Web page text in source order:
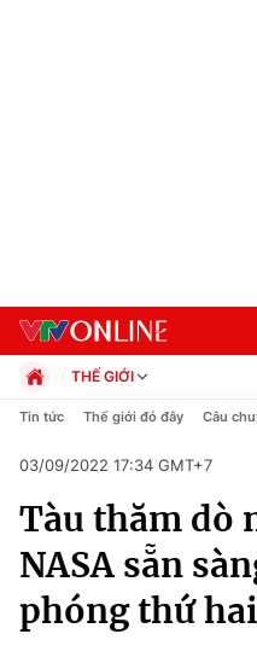
Chuyên mục
Chính trị
Xã hội
THẾ GIỚI
Chính trị
Pháp luật
Kinh tế
Thể thao
Truyền hình
Văn hóa - Giải trí
Y tế
Tin tức Thế giới đó đây Câu
03/09/2022 17:34 GMT+7
Tàu thăm dò
NASA sẵn
phóng thứ hai